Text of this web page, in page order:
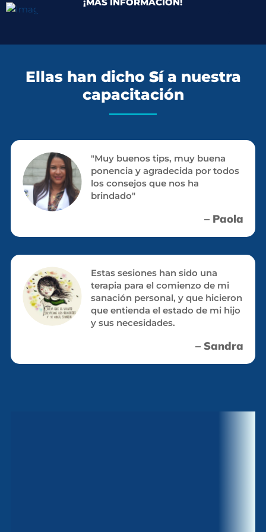
Ellas han dicho Sía nuestra
capacitación
"Muy buenos tips, muy buena
ponencia y agradecida por todos
los consejos que nos ha
brindado"
– Paola
Estas sesiones han sido una
terapia para el comienzo de mi
sanación personal, y que hicieron
que entienda el estado de mi hijo
y sus necesidades.
– Sandra